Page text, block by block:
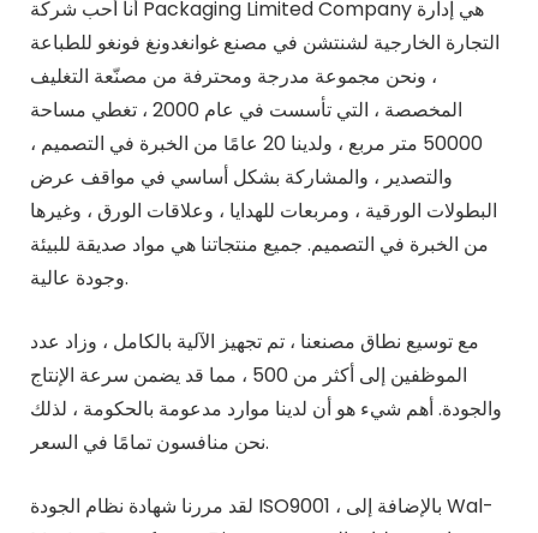
أنا أحب شركة Packaging Limited Company هي إدارة
التجارة الخارجية لشنتشن في مصنع غوانغدونغ فونغو للطباعة
، ونحن مجموعة مدرجة ومحترفة من مصنّعة التغليف
المخصصة ، التي تأسست في عام 2000 ، تغطي مساحة
50000 متر مربع ، ولدينا 20 عامًا من الخبرة في التصميم ،
والتصدير ، والمشاركة بشكل أساسي في مواقف عرض
البطولات الورقية ، ومربعات للهدايا ، وعلاقات الورق ، وغيرها
من الخبرة في التصميم. جميع منتجاتنا هي مواد صديقة للبيئة
وجودة عالية.
مع توسيع نطاق مصنعنا ، تم تجهيز الآلية بالكامل ، وزاد عدد
الموظفين إلى أكثر من 500 ، مما قد يضمن سرعة الإنتاج
والجودة. أهم شيء هو أن لدينا موارد مدعومة بالحكومة ، لذلك
نحن منافسون تمامًا في السعر.
لقد مررنا شهادة نظام الجودة ISO9001 ، بالإضافة إلى Wal-